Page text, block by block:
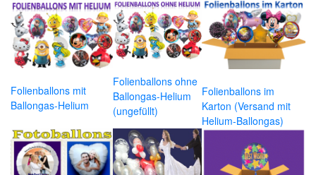
Folienballons mit
Ballongas-Helium
Folienballons ohne
Ballongas-Helium
(ungefüllt)
Folienballons im
Karton (Versand mit
Helium-Ballongas)